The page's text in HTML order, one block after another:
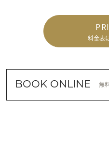
料金表
BOOK ONLINE 無